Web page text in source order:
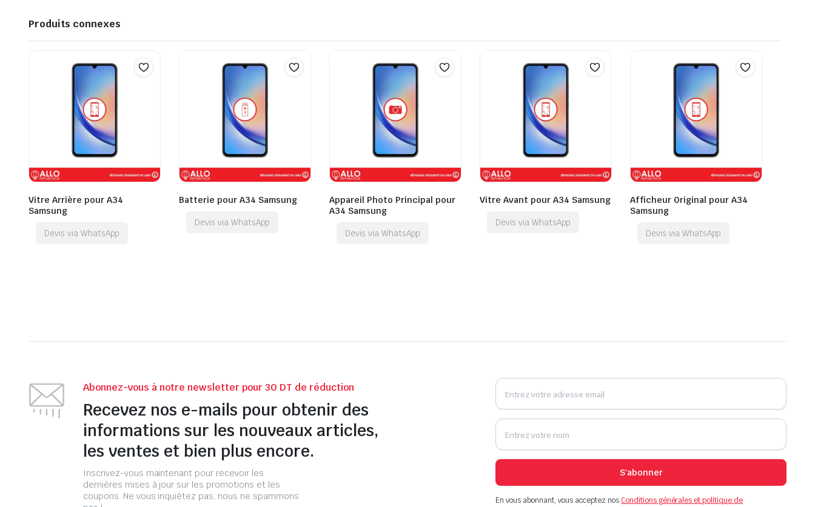
Produits connexes
Vitre Arrière pour A34
Samsung
Devis via WhatsApp
Batterie pour A34 Samsung
Devis via WhatsApp
Appareil Photo Principal pour
A34 Samsung
Devis via WhatsApp
Vitre Avant pour A34 Samsung
Devis via WhatsApp
Afficheur Original pour A34
Samsung
Devis via WhatsApp
Abonnez-vous à notre newsletter pour 30 DT de réduction
Recevez nos e-mails pour obtenir des
informations sur les nouveaux articles,
les ventes et bien plus encore.
Inscrivez-vous maintenant pour recevoir les
dernières mises à jour sur les promotions et les
coupons. Ne vous inquiétez pas, nous ne spammons
S'abonner
En vous abonnant, vous acceptez nosConditions générales et politique de